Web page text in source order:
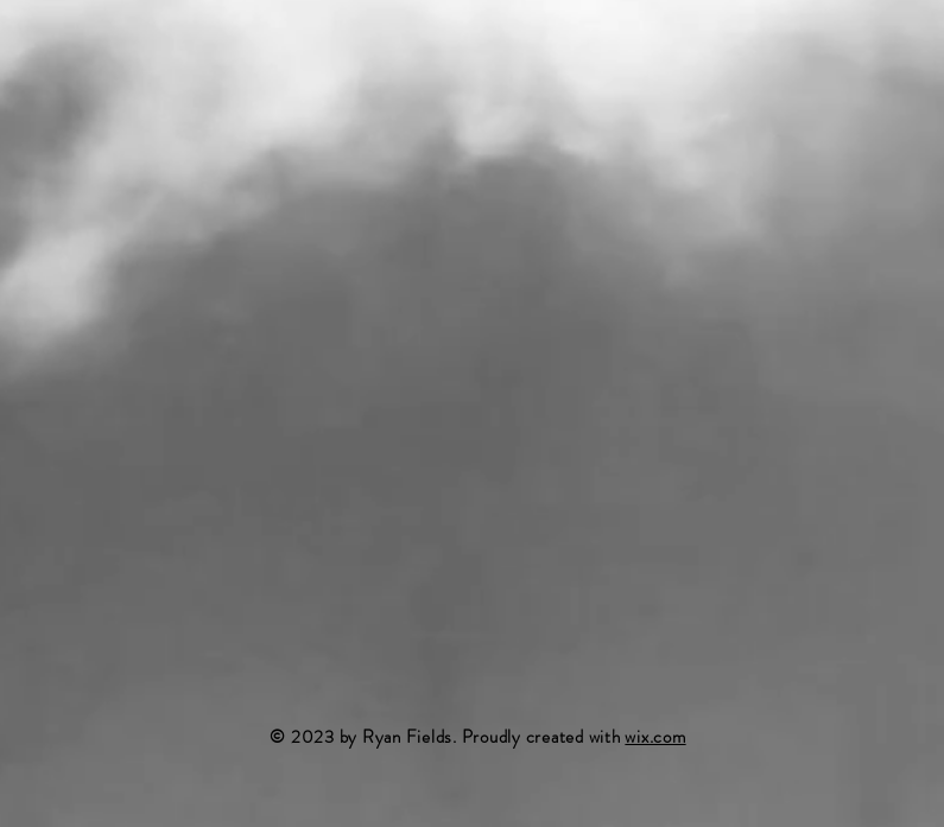
© 2023 by Ryan Fields. Proudly created withwix.com